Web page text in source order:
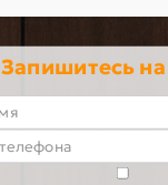
Запишитесь